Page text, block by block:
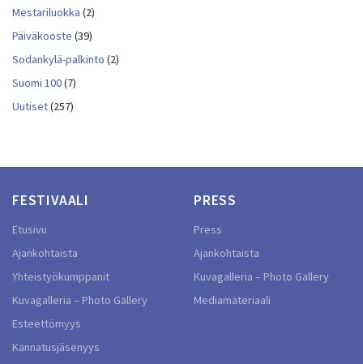
Mestariluokka (2)
Päiväkooste (39)
Sodankylä-palkinto (2)
Suomi 100(7)
Uutiset(257)
FESTIVAALI
Etusivu
Ajankohtaista
Yhteistyökumppanit
Kuvagalleria – Photo Gallery
Esteettömyys
Kannatusjäsenyys
PRESS
Press
Ajankohtaista
Kuvagalleria – Photo Gallery
Mediamateriaali